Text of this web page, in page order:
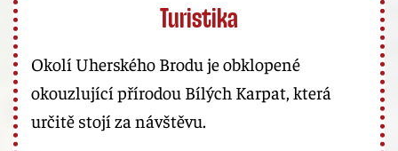
Turistika
Okolí Uherského Brodu je obklopené
okouzlující přírodou Bílých Karpat, která
určitě stojí za návštěvu.